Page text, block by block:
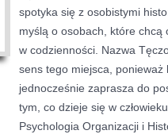
spotyka się z osobistymi
myślą o osobach, które chcą
w codzienności. Nazwa
sens tego miejsca,
jednocześnie zaprasza do
tym, co dzieje się w
Psychologia Organizacji i